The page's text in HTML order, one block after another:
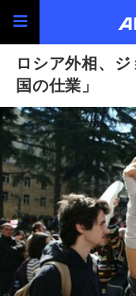
ロシア外相、
国の仕業」